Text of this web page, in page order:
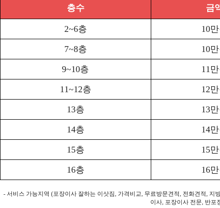
층수 금
2~6층 10
7~8층 10
9~10층 11
11~12층 12
13층 13
14층 14
15층 15
16층 16
- 서비스 가능지역 (포장이사 잘하는 이삿짐, 가격비교, 무료방문견적, 전화견적,
이사, 포장이사 전문, 반포